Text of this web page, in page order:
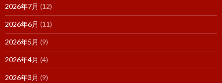
2026年7月 (12)
2026年6月 (11)
2026年5月 (9)
2026年4月 (4)
2026年3月 (9)